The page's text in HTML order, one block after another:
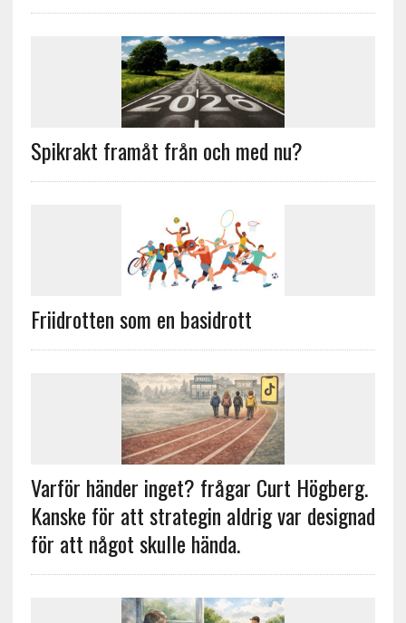
Spikrakt framåt från och med nu?
Friidrotten som en basidrott
Varför händer inget? frågar Curt Högberg.
Kanske för att strategin aldrig var designad
för att något skulle hända.